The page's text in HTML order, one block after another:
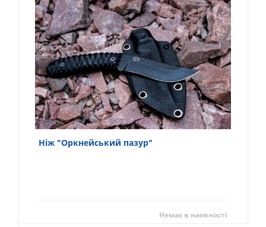
Ніж "Оркнейський пазур"
Немає в наявності